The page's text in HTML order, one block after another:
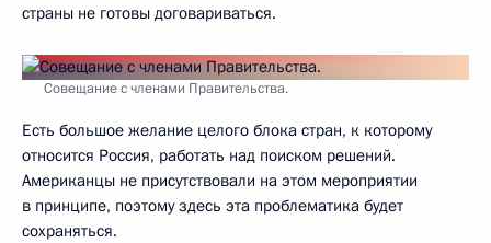
страны не готовы договариваться.
Совещание с членами Правительства.
Есть большое желание целого блока стран, к которому
относится Россия, работать над поиском решений.
Американцы не присутствовали на этом мероприятии
в принципе, поэтому здесь эта проблематика будет
сохраняться.